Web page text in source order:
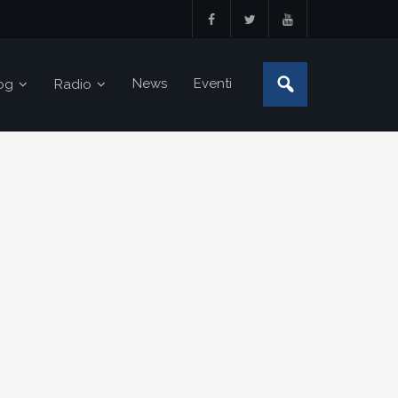
Radio News Eventi